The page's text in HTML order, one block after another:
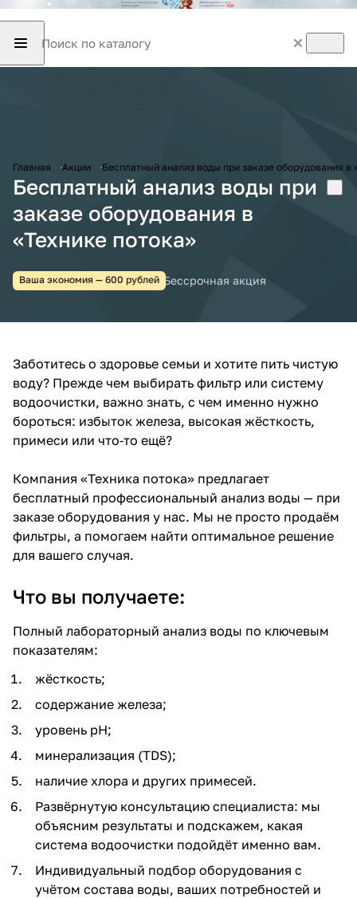
Главная Акции Бесплатный анализ воды при заказе оборудования в
Бесплатный анализ воды при
заказе оборудования в
«Технике потока»
Ваша экономия — 600 рублей Бессрочная акция
Заботитесь о здоровье семьи и хотите пить чистую
воду? Прежде чем выбирать фильтр или систему
водоочистки, важно знать, с чем именно нужно
бороться: избыток железа, высокая жёсткость,
примеси или что‑то ещё?
Компания «Техника потока» предлагает
бесплатный профессиональный анализ воды — при
заказе оборудования у нас. Мы не просто продаём
фильтры, а помогаем найти оптимальное решение
для вашего случая.
Что вы получаете:
Полный лабораторный анализ воды по ключевым
показателям:
жёсткость;
содержание железа;
уровень pH;
минерализация (TDS);
наличие хлора и других примесей.
Развёрнутую консультацию специалиста: мы
объясним результаты и подскажем, какая
система водоочистки подойдёт именно вам.
Индивидуальный подбор оборудования с
учётом состава воды, ваших потребностей и